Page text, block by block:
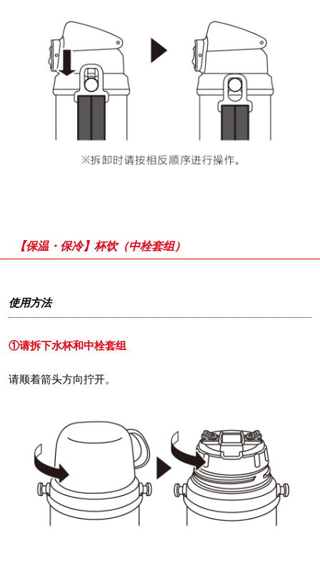
【保温・保冷】杯饮（中栓套组）
使用方法
①请拆下水杯和中栓套组
请顺着箭头方向拧开。